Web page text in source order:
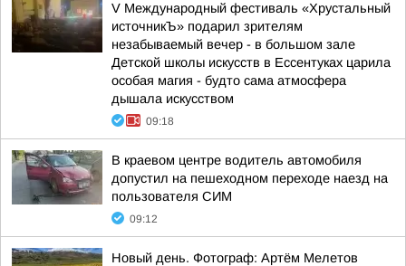
V Международный фестиваль «Хрустальный
источникЪ» подарил зрителям
незабываемый вечер - в большом зале
Детской школы искусств в Ессентуках царила
особая магия - будто сама атмосфера
дышала искусством
09:18
В краевом центре водитель автомобиля
допустил на пешеходном переходе наезд на
пользователя СИМ
09:12
Новый день. Фотограф: Артём Мелетов